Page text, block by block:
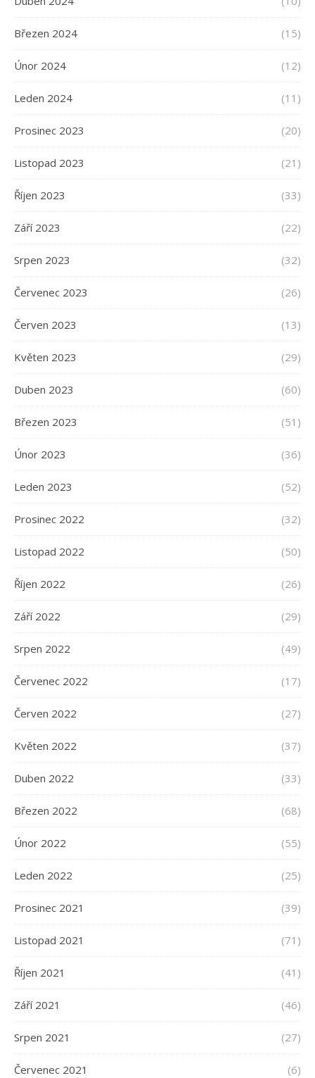
Březen 2024 (15)
Únor 2024 (12)
Leden 2024 (11)
Prosinec 2023 (20)
Listopad 2023 (21)
Říjen 2023 (33)
Září 2023 (22)
Srpen 2023 (32)
Červenec 2023 (26)
Červen 2023 (13)
Květen 2023 (29)
Duben 2023 (60)
Březen 2023 (51)
Únor 2023 (36)
Leden 2023 (52)
Prosinec 2022 (32)
Listopad 2022 (50)
Říjen 2022 (26)
Září 2022 (29)
Srpen 2022 (49)
Červenec 2022 (17)
Červen 2022 (27)
Květen 2022 (37)
Duben 2022 (33)
Březen 2022 (68)
Únor 2022 (55)
Leden 2022 (25)
Prosinec 2021 (39)
Listopad 2021 (71)
Říjen 2021 (41)
Září 2021 (46)
Srpen 2021 (27)
Červenec 2021 (6)